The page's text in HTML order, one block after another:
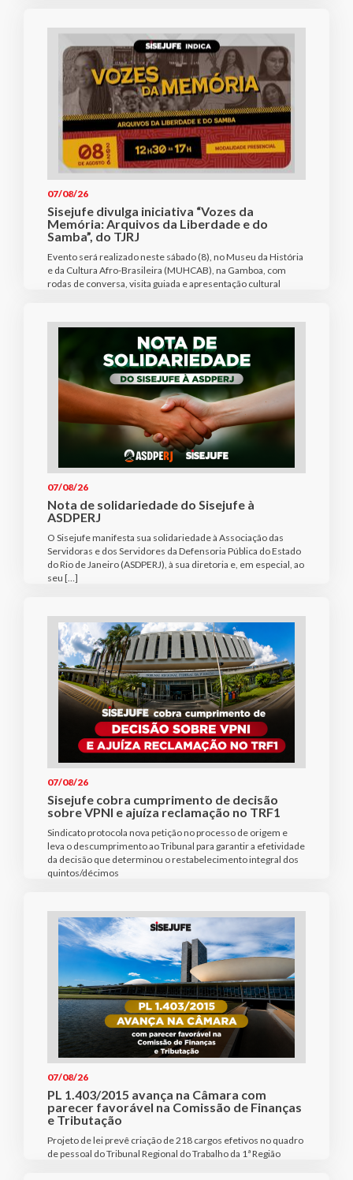
07/08/26
Sisejufe divulga iniciativa “Vozes da
Memória: Arquivos da Liberdade e do
Samba”, do TJRJ
Evento será realizado neste sábado (8), no Museu da História
e da Cultura Afro-Brasileira (MUHCAB), na Gamboa, com
rodas de conversa, visita guiada e apresentação cultural
07/08/26
Nota de solidariedade do Sisejufe à
ASDPERJ
O Sisejufe manifesta sua solidariedade à Associação das
Servidoras e dos Servidores da Defensoria Pública do Estado
do Rio de Janeiro (ASDPERJ), à sua diretoria e, em especial, ao
seu […]
07/08/26
Sisejufe cobra cumprimento de decisão
sobre VPNI e ajuíza reclamação no TRF1
Sindicato protocola nova petição no processo de origem e
leva o descumprimento ao Tribunal para garantir a efetividade
da decisão que determinou o restabelecimento integral dos
quintos/décimos
07/08/26
PL 1.403/2015 avança na Câmara com
parecer favorável na Comissão de Finanças
e Tributação
Projeto de lei prevê criação de 218 cargos efetivos no quadro
de pessoal do Tribunal Regional do Trabalho da 1ª Região